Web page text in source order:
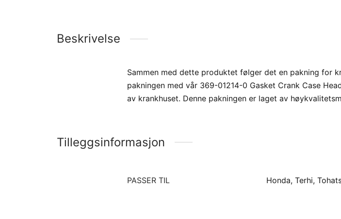
Beskrivelse
Sammen med dette produktet følger det en pakning for
pakningen med vår 369-01214-0 Gasket Crank Case
av krankhuset. Denne pakningen er laget av
Tilleggsinformasjon
PASSER TIL Honda, Terhi,